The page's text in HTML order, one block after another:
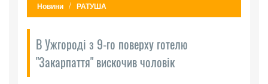
Новини РАТУША
В Ужгороді з 9-го поверху готелю
"Закарпаття" вискочив чоловік